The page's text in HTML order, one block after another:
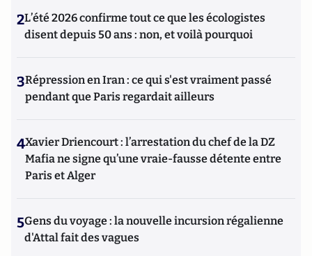
2L’été 2026 confirme tout ce que les écologistes
disent depuis 50 ans : non, et voilà pourquoi
3Répression en Iran : ce qui s'est vraiment passé
pendant que Paris regardait ailleurs
4Xavier Driencourt : l’arrestation du chef de la DZ
Mafia ne signe qu’une vraie-fausse détente entre
Paris et Alger
5Gens du voyage : la nouvelle incursion régalienne
d'Attal fait des vagues